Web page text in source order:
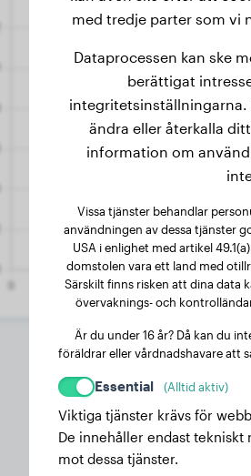
med tredje parter som vi
Dataprocessen kan ske
berättigat
ändra eller återkalla
information om
Vissa tjänster behandlar
användningen av dessa tjänster
USA i enlighet med artikel
domstolen vara ett land med
Särskilt finns risken att dina data
övervaknings- och
Är du under 16 år? Då kan du
föräldrar eller vårdnadshavare att
Essential (Alltid aktiv)
Viktiga tjänster krävs för
De innehåller endast tekniskt
mot dessa tjänster.